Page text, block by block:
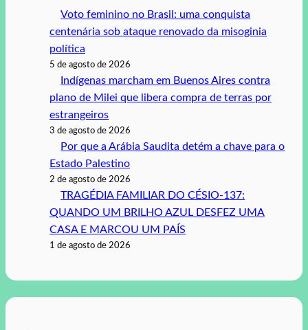
Voto feminino no Brasil: uma conquista
centenária sob ataque renovado da misoginia
política
5 de agosto de 2026
Indígenas marcham em Buenos Aires contra
plano de Milei que libera compra de terras por
estrangeiros
3 de agosto de 2026
Por que a Arábia Saudita detém a chave para o
Estado Palestino
2 de agosto de 2026
TRAGÉDIA FAMILIAR DO CÉSIO-137:
QUANDO UM BRILHO AZUL DESFEZ UMA
CASA E MARCOU UM PAÍS
1 de agosto de 2026